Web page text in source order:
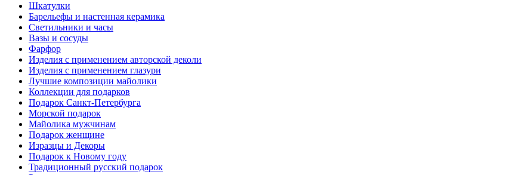
Шкатулки
Барельефы и настенная керамика
Светильники и часы
Вазы и сосуды
Фарфор
Изделия с применением авторской деколи
Изделия с применением глазури
Лучшие композиции майолики
Коллекции для подарков
Подарок Санкт-Петербурга
Морской подарок
Майолика мужчинам
Подарок женщине
Изразцы и Декоры
Подарок к Новому году
Традиционный русский подарок